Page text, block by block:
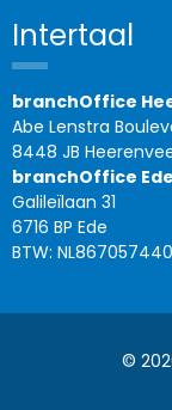
Intertaal
branchOffice
Abe Lenstra
8448 JB
branchOffice Ede
Galileïlaan 31
6716 BP Ede
BTW:
©